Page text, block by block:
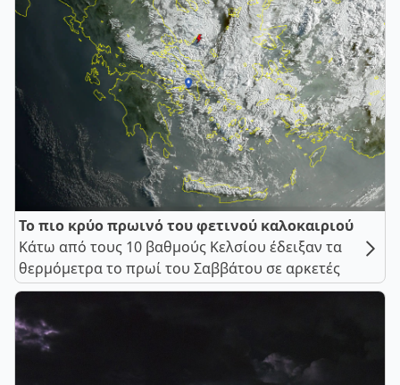
Το πιο κρύο πρωινό του φετινού καλοκαιριού
Κάτω από τους 10 βαθμούς Κελσίου έδειξαν τα
θερμόμετρα το πρωί του Σαββάτου σε αρκετές